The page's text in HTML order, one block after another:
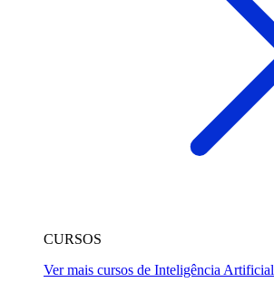
CURSOS
Ver mais cursos de Inteligência Artificial